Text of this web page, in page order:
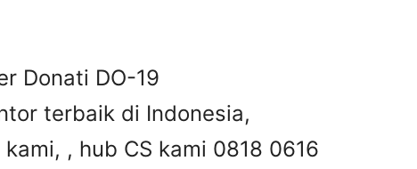
Donati DO-19
terbaik di Indonesia,
, hub CS kami 0818 0616